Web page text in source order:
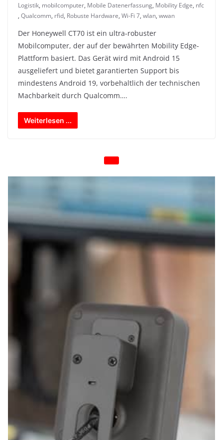
Logistik, mobilcomputer, Mobile Datenerfassung, Mobility Edge, nfc
, Qualcomm, rfid, Robuste Hardware, Wi-Fi 7, wlan, wwan
Der Honeywell CT70 ist ein ultra-robuster
Mobilcomputer, der auf der bewährten Mobility Edge-
Plattform basiert. Das Gerät wird mit Android 15
ausgeliefert und bietet garantierten Support bis
mindestens Android 19, vorbehaltlich der technischen
Machbarkeit durch Qualcomm….
Weiterlesen ...